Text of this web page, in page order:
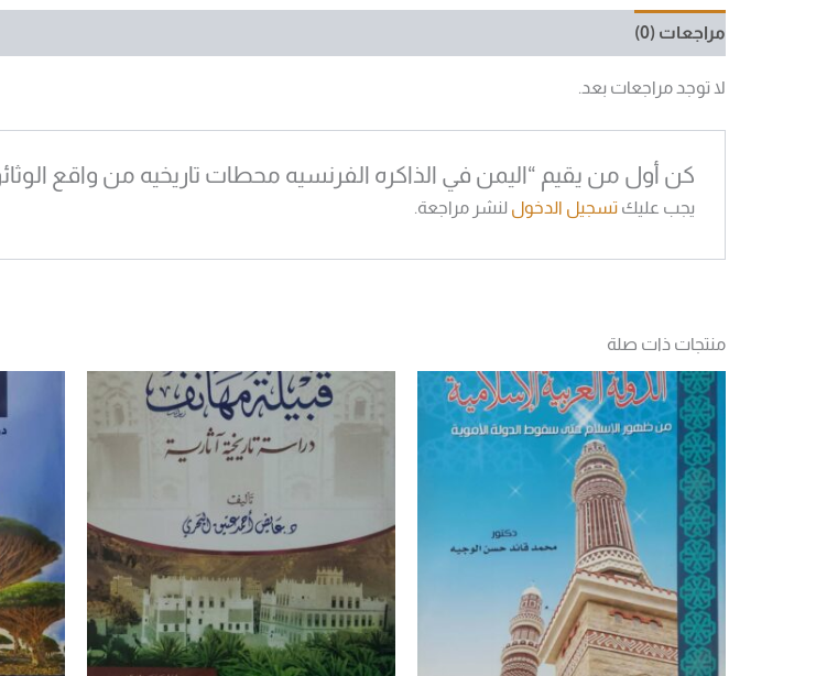
مراجعات (0)
لا توجد مراجعات بعد.
كن أول من يقيم “اليمن في الذاكره الفرنسيه محطات تاريخيه من واقع
يجب عليك تسجيل الدخول لنشر مراجعة.
منتجات ذات صلة